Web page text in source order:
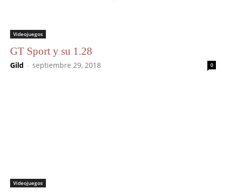
Videojuegos
GT Sport y su 1.28
Gild - septiembre 29, 2018 0
Videojuegos